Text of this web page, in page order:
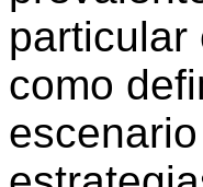
particular
como